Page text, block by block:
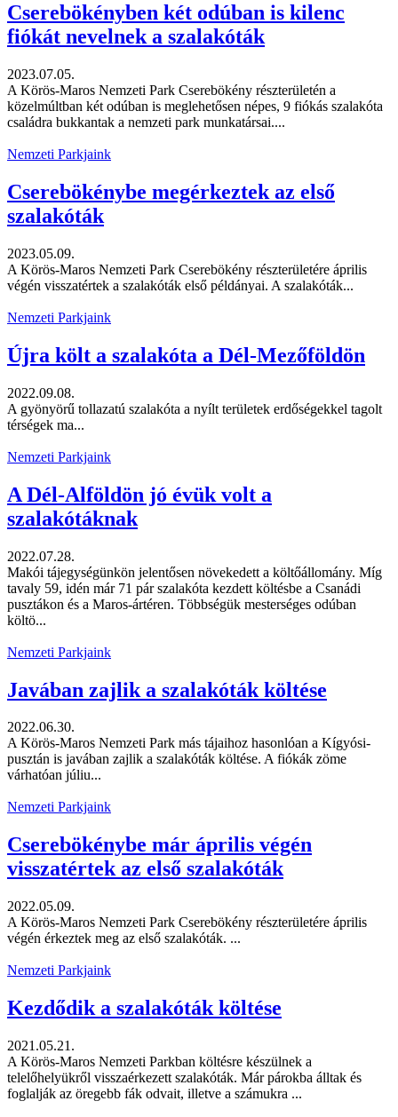
Cserebökényben két odúban is kilenc
fiókát nevelnek a szalakóták
2023.07.05.
A Körös-Maros Nemzeti Park Cserebökény részterületén a
közelmúltban két odúban is meglehetősen népes, 9 fiókás szalakóta
családra bukkantak a nemzeti park munkatársai....
Nemzeti Parkjaink
Cserebökénybe megérkeztek az első
szalakóták
2023.05.09.
A Körös-Maros Nemzeti Park Cserebökény részterületére április
végén visszatértek a szalakóták első példányai. A szalakóták...
Nemzeti Parkjaink
Újra költ a szalakóta a Dél-Mezőföldön
2022.09.08.
A gyönyörű tollazatú szalakóta a nyílt területek erdőségekkel tagolt
térségek ma...
Nemzeti Parkjaink
A Dél-Alföldön jó évük volt a
szalakótáknak
2022.07.28.
Makói tájegységünkön jelentősen növekedett a költőállomány. Míg
tavaly 59, idén már 71 pár szalakóta kezdett költésbe a Csanádi
pusztákon és a Maros-ártéren. Többségük mesterséges odúban
költö...
Nemzeti Parkjaink
Javában zajlik a szalakóták költése
2022.06.30.
A Körös-Maros Nemzeti Park más tájaihoz hasonlóan a Kígyósi-
pusztán is javában zajlik a szalakóták költése. A fiókák zöme
várhatóan júliu...
Nemzeti Parkjaink
Cserebökénybe már április végén
visszatértek az első szalakóták
2022.05.09.
A Körös-Maros Nemzeti Park Cserebökény részterületére április
végén érkeztek meg az első szalakóták. ...
Nemzeti Parkjaink
Kezdődik a szalakóták költése
2021.05.21.
A Körös-Maros Nemzeti Parkban költésre készülnek a
telelőhelyükről visszaérkezett szalakóták. Már párokba álltak és
foglalják az öregebb fák odvait, illetve a számukra ...